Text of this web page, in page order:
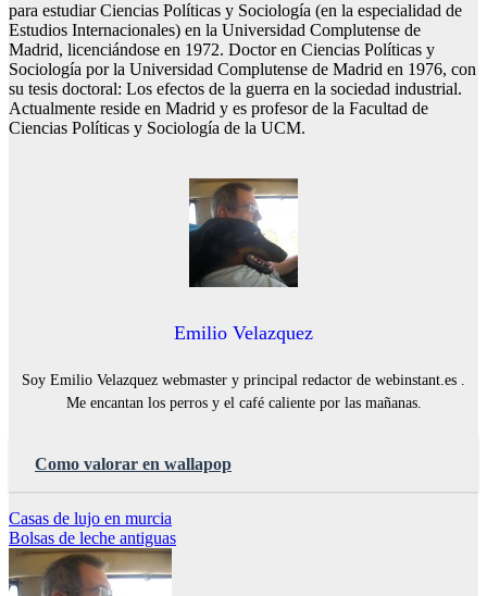
para estudiar Ciencias Políticas y Sociología (en la especialidad de
Estudios Internacionales) en la Universidad Complutense de
Madrid, licenciándose en 1972. Doctor en Ciencias Políticas y
Sociología por la Universidad Complutense de Madrid en 1976, con
su tesis doctoral: Los efectos de la guerra en la sociedad industrial.
Actualmente reside en Madrid y es profesor de la Facultad de
Ciencias Políticas y Sociología de la UCM.
Emilio Velazquez
Soy Emilio Velazquez webmaster y principal redactor de webinstant.es .
Me encantan los perros y el café caliente por las mañanas.
Como valorar en wallapop
Navegación
de
entradas
Casas de lujo en murcia
Bolsas de leche antiguas